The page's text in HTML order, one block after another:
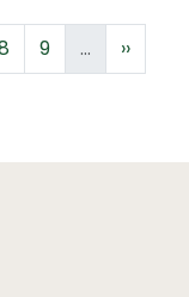
Page
9 … Next
››